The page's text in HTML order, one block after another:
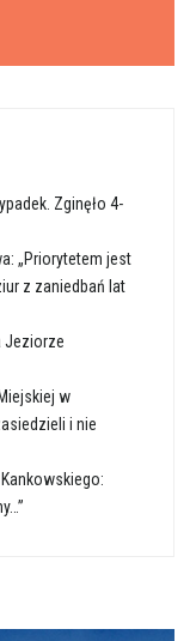
Zginęło 4-
„Priorytetem jest
z zaniedbań lat
Jeziorze
w
i nie